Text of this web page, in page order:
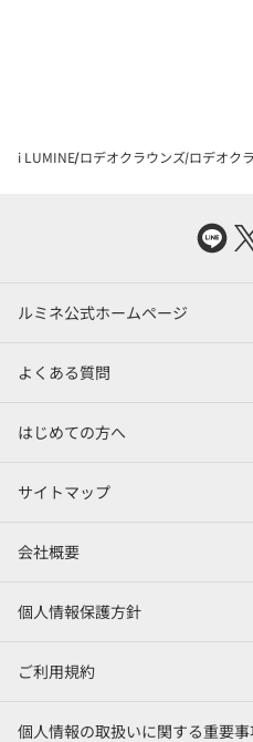
i LUMINE ロデオクラウンズ ロデオク
ルミネ公式ホームページ
よくある質問
はじめての方へ
サイトマップ
会社概要
個人情報保護方針
ご利用規約
個人情報の取扱いに関する重要